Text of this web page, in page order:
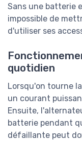
Sans une batterie
impossible de
d'utiliser ses
quotidien
Lorsqu'on tourne
un courant
Ensuite,
batterie pendant
défaillante peut